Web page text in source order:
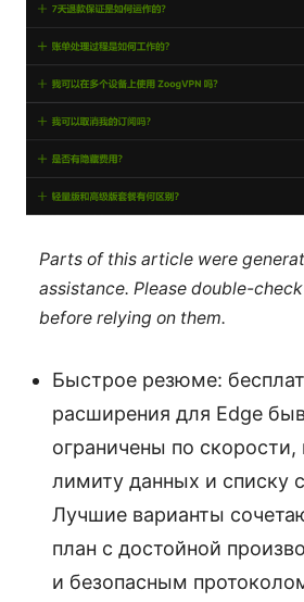
Parts of this article were
assistance. Please double-
before relying on them.
Быстрое резюме:
расширения для Edge
ограничены по
лимиту данных и списку
Лучшие варианты
план с достойной
и безопасным